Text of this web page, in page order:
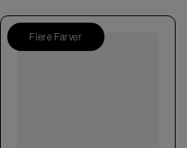
Flere Farver